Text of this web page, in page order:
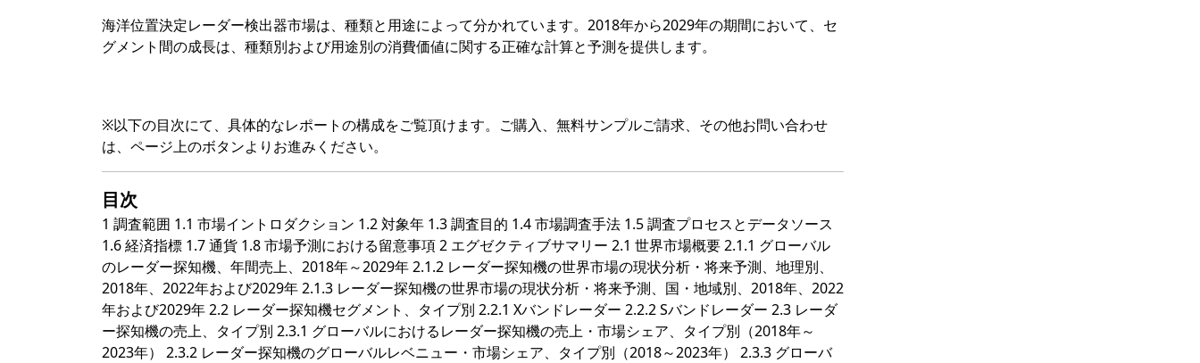
海洋位置決定レーダー検出器市場は、種類と用途によって分かれています。2018年から2029年の期間において、セ
グメント間の成長は、種類別および用途別の消費価値に関する正確な計算と予測を提供します。
※以下の目次にて、具体的なレポートの構成をご覧頂けます。ご購入、無料サンプルご請求、その他お問い合わせ
は、ページ上のボタンよりお進みください。
目次
1 調査範囲 1.1 市場イントロダクション 1.2 対象年 1.3 調査目的 1.4 市場調査手法 1.5 調査プロセスとデータソース
1.6 経済指標 1.7 通貨 1.8 市場予測における留意事項 2 エグゼクティブサマリー 2.1 世界市場概要 2.1.1 グローバル
のレーダー探知機、年間売上、2018年～2029年 2.1.2 レーダー探知機の世界市場の現状分析・将来予測、地理別、
2018年、2022年および2029年 2.1.3 レーダー探知機の世界市場の現状分析・将来予測、国・地域別、2018年、2022
年および2029年 2.2 レーダー探知機セグメント、タイプ別 2.2.1 Xバンドレーダー 2.2.2 Sバンドレーダー 2.3 レーダ
ー探知機の売上、タイプ別 2.3.1 グローバルにおけるレーダー探知機の売上・市場シェア、タイプ別（2018年～
2023年） 2.3.2 レーダー探知機のグローバルレベニュー・市場シェア、タイプ別（2018～2023年） 2.3.3 グローバ